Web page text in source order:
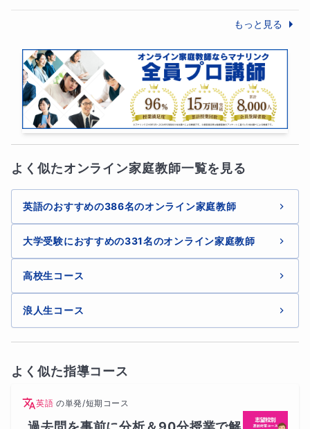
ね。
非常にハイレベルな内容を学習されました
し、しんどい時期もあったことと思います
が、絶対に投げ出さず、逃げることなく目標
に向かって前進を続けられ、素晴らしい結果
につながりました。
英語も数学も、間違いやすいクセをお持ちで
したが、最後には綺麗に克服され、申し分の
しました。継続的にご自身の答案を見返して
分析をされるという取り組みをされた成果で
す。
大学での勉強や研究も、どんどん進めてくだ
さいね。ますますのご発展をお祈りしており
ます。
もっと見る
よく似たオンライン家庭教師一覧を見る
英語のおすすめの386名のオンライン家庭教師
大学受験におすすめの331名のオンライン家庭教師
高校生コース
浪人生コース
よく似た指導コース
英語 の単発/短期コース